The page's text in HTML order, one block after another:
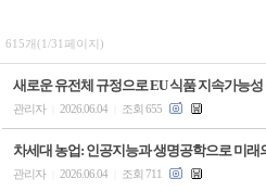
615개(1/31페이지)
새로운 유전체 규정으로 EU 식품 지속가능
관리자 2026.06.04 조회 655
차세대 농업: 인공지능과 생명공학으로 미래
관리자 2026.06.04 조회 711